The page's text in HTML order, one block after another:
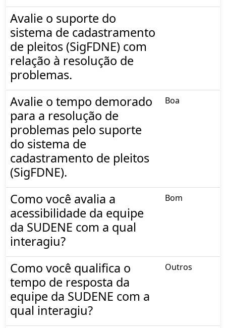
Avalie o suporte do
sistema de cadastramento
de pleitos (SigFDNE) com
relação à resolução de
problemas.
Avalie o tempo demorado
para a resolução de
problemas pelo suporte
do sistema de
cadastramento de pleitos
(SigFDNE).
Boa
Como você avalia a
acessibilidade da equipe
da SUDENE com a qual
interagiu?
Bom
Como você qualifica o
tempo de resposta da
equipe da SUDENE com a
qual interagiu?
Outros